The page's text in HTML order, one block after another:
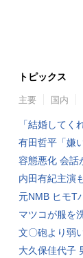
トピックス
主要 国内
「結婚してく
有田哲平「嫌
容態悪化 会話
内田有紀主演
元NMB ヒモT
マツコが服を
文〇砲より弱
大久保佳代子